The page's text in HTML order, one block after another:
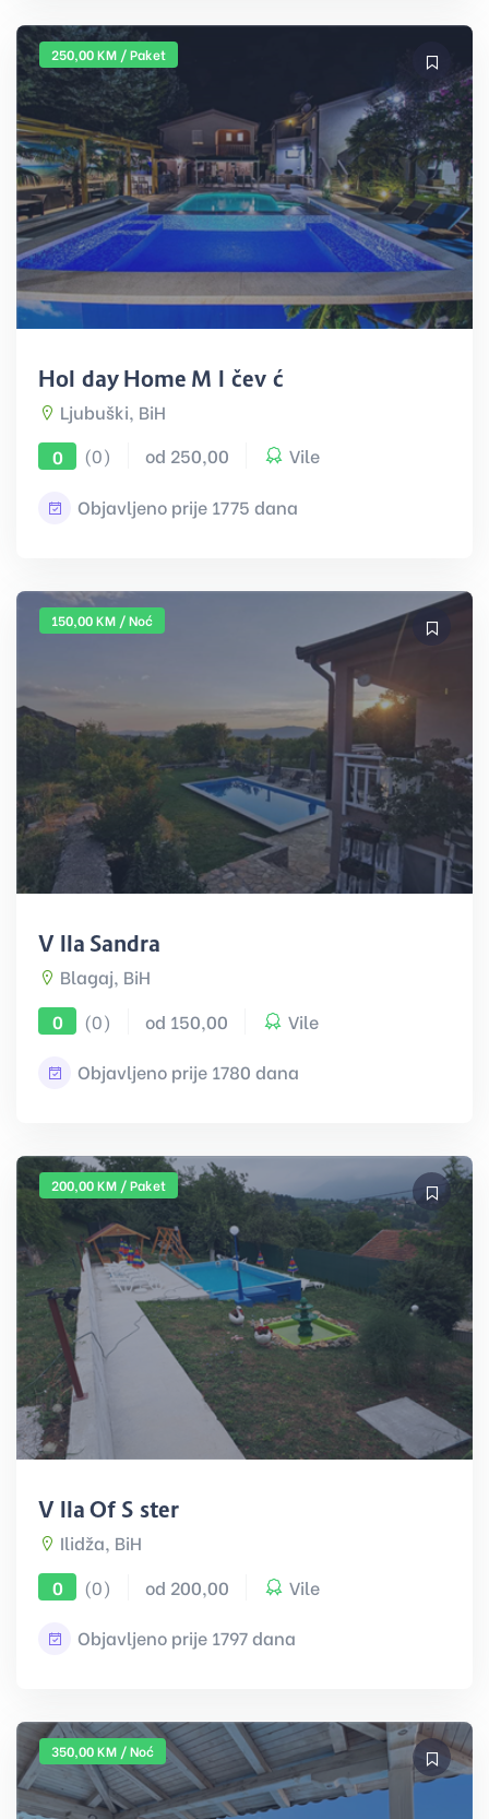
250,00 KM / Paket
Holiday Home Miličević
Ljubuški, BiH
0
(0) od 250,00 Vile
Objavljeno prije 1775 dana
150,00 KM / Noć
Villa Sandra
Blagaj, BiH
0
(0) od 150,00 Vile
Objavljeno prije 1780 dana
200,00 KM / Paket
Villa Of Sister
Ilidža, BiH
0
(0) od 200,00 Vile
Objavljeno prije 1797 dana
350,00 KM / Noć